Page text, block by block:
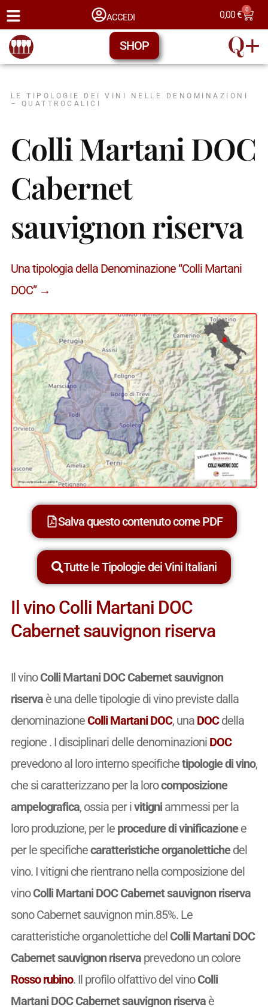
ACCEDI 0,00€ 0
SHOP
LE TIPOLOGIE DEI VINI NELLE DENOMINAZIONI
– QUATTROCALICI
Colli Martani DOC
Cabernet
sauvignon riserva
Una tipologia della Denominazione “Colli Martani
DOC” →
Salva questo contenuto come PDF
Tutte le Tipologie dei Vini Italiani
Il vino Colli Martani DOC
Cabernet sauvignon riserva
Il vinoColli Martani DOC Cabernet sauvignon
riservaè una delle tipologie di vino previste dalla
denominazioneColli Martani DOC, una DOCdella
regione . I disciplinari delle denominazioni DOC
prevedono al loro interno specifichetipologie di vino,
che si caratterizzano per la lorocomposizione
ampelografica, ossia per ivitigniammessi per la
loro produzione, per le procedure di vinificazionee
per le specifichecaratteristiche organolettichedel
vino. I vitigni che rientrano nella composizione del
vinoColli Martani DOC Cabernet sauvignon riserva
sono Cabernet sauvignon min.85%. Le
caratteristiche organolettiche delColli Martani DOC
Cabernet sauvignon riservaprevedono un colore
Rosso rubino. Il profilo olfattivo del vinoColli
Martani DOC Cabernet sauvignon riservaè